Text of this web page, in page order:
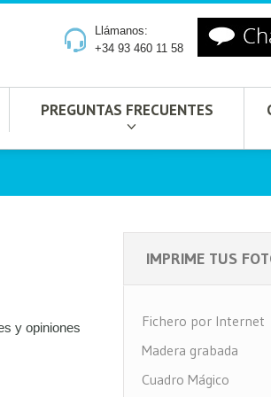
Llámanos:
+34 93 460 11 58
PREGUNTAS FRECUENTES
y opiniones
IMPRIME TUS
Fichero por Internet
Madera grabada
Cuadro Mágico